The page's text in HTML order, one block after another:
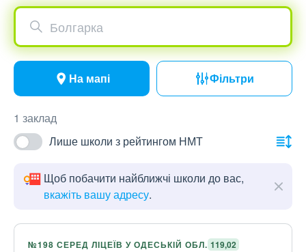
Болгарка
На мапі Фільтри
1 заклад
Лише школи з рейтингом НМТ
Щоб побачити найближчі школи до вас,
вкажіть вашу адресу.
№198 СЕРЕД ЛІЦЕЇВ У ОДЕСЬКІЙ ОБЛ. 119,02